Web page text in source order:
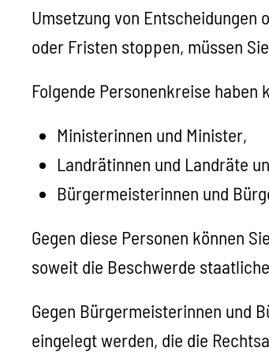
Umsetzung von Entscheidungen
oder Fristen stoppen, müssen
Folgende Personenkreise
Ministerinnen und Minister,
Landrätinnen und Landräte
Bürgermeisterinnen und
Gegen diese Personen können
soweit die Beschwerde
Gegen Bürgermeisterinnen und
eingelegt werden, die die